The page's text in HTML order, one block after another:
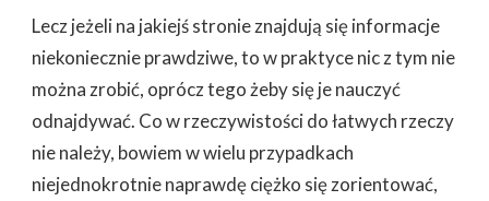
Lecz jeżeli na jakiejś stronie znajdują się informacje
niekoniecznie prawdziwe, to w praktyce nic z tym nie
można zrobić, oprócz tego żeby się je nauczyć
odnajdywać. Co w rzeczywistości do łatwych rzeczy
nie należy, bowiem w wielu przypadkach
niejednokrotnie naprawdę ciężko się zorientować,